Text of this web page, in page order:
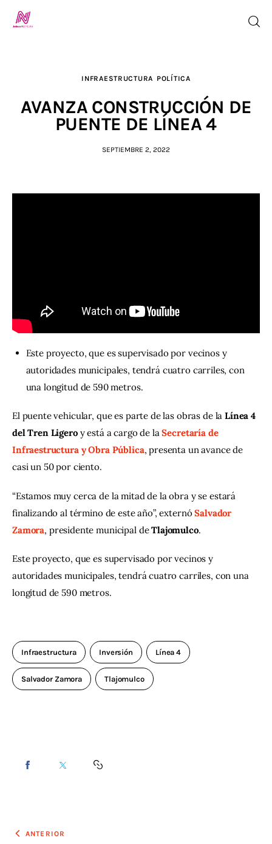
TV en Vivo
Jalisco Noticias
INFRAESTRUCTURA POLÍTICA
AVANZA CONSTRUCCIÓN DE
PUENTE DE LÍNEA 4
SEPTIEMBRE 2, 2022
Este proyecto, que es supervisado por vecinos y
autoridades municipales, tendrá cuatro carriles, con
una longitud de 590 metros.
El puente vehicular, que es parte de las obras de la Línea 4
del Tren Ligero y está a cargo de la Secretaría de
Infraestructura y Obra Pública, presenta un avance de
casi un 50 por ciento.
“Estamos muy cerca de la mitad de la obra y se estará
finalizando al término de este año”, externó Salvador
Zamora, presidente municipal de Tlajomulco.
Este proyecto, que es supervisado por vecinos y
autoridades municipales, tendrá cuatro carriles, con una
longitud de 590 metros.
Infraestructura Inversión Línea 4
Salvador Zamora Tlajomulco
ANTERIOR